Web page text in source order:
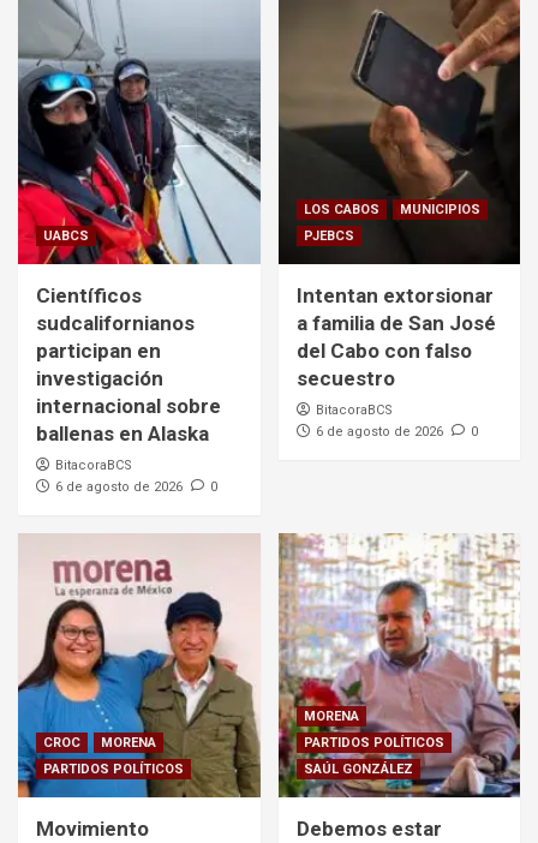
UABCS
Científicos
sudcalifornianos
participan en
investigación
internacional sobre
ballenas en Alaska
BitacoraBCS
6 de agosto de 2026
0
LOS CABOS
MUNICIPIOS
PJEBCS
Intentan extorsionar
a familia de San José
del Cabo con falso
secuestro
BitacoraBCS
6 de agosto de 2026
0
CROC
MORENA
PARTIDOS POLÍTICOS
Movimiento
MORENA
PARTIDOS POLÍTICOS
SAÚL GONZÁLEZ
Debemos estar